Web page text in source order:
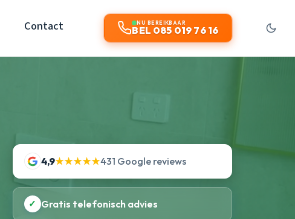
Contact NU BEREIKBAAR
BEL 085 019 76 16
4,9★★★★★431 Google reviews
✓ Gratis telefonisch advies